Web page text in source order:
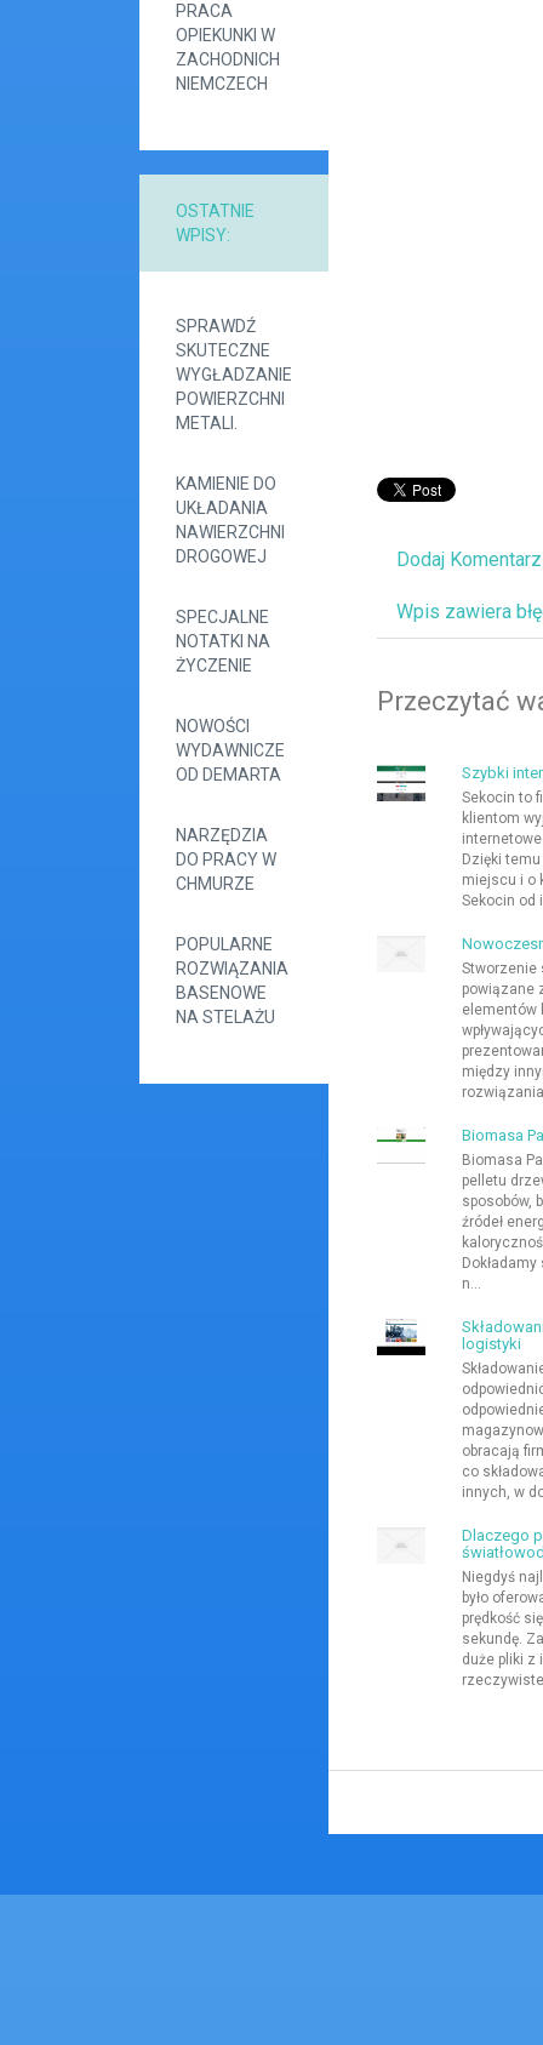
PRACA
OPIEKUNKI W
ZACHODNICH
NIEMCZECH
OSTATNIE
WPISY:
SPRAWDŹ
SKUTECZNE
WYGŁADZANIE
POWIERZCHNI
METALI.
KAMIENIE DO
UKŁADANIA
NAWIERZCHNI
DROGOWEJ
SPECJALNE
NOTATKI NA
ŻYCZENIE
NOWOŚCI
WYDAWNICZE
OD DEMARTA
NARZĘDZIA
DO PRACY W
CHMURZE
POPULARNE
ROZWIĄZANIA
BASENOWE
NA STELAŻU
Dodaj Komentarz
Wpis zawiera
Przeczytać
Szybki
Sekocin to
klientom
Dzięki
miejscu i o
Sekocin od
Stworzenie
powiązane
elementów
między
Biomasa
Biomasa
pelletu
sposobów,
źródeł
n...
logistyki
obracają
co
innych, w
Dlaczego
Niegdyś
było
prędkość
sekundę.
duże pliki z